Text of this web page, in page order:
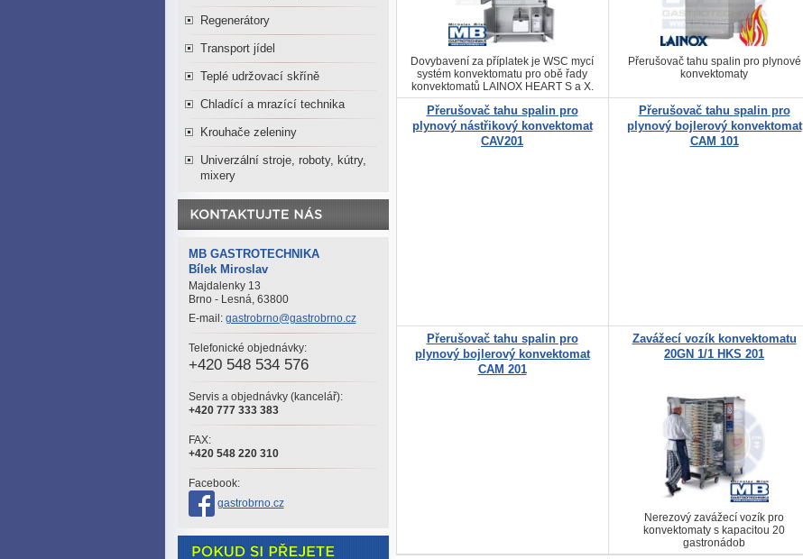
Regenerátory
Transport jídel
Teplé udržovací skříně
Chladící a mrazící technika
Krouhače zeleniny
Univerzální stroje, roboty, kútry,
mixery
MB GASTROTECHNIKA
Bílek Miroslav
Majdalenky 13
Brno - Lesná, 63800
E-mail: gastrobrno@gastrobrno.cz
Telefonické objednávky:
+420 548 534 576
Servis a objednávky (kancelář):
+420 777 333 383
FAX:
+420 548 220 310
Facebook:
gastrobrno.cz
Dovybavení za příplatek je WSC mycí
systém konvektomatu pro obě řady
konvektomatů LAINOX HEART S a X.
Přerušovač tahu spalin pro plynové
konvektomaty
Přerušovač tahu spalin pro
plynový nástřikový konvektomat
CAV201
Přerušovač tahu spalin pro
plynový bojlerový konvektomat
CAM 101
Přerušovač tahu spalin pro
plynový bojlerový konvektomat
CAM 201
Zavážecí vozík konvektomatu
20GN 1/1 HKS 201
Nerezový zavážecí vozík pro
konvektomaty s kapacitou 20
gastronádob